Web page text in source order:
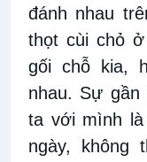
đánh nhau
thọt cùi chỏ
gối chỗ kia,
nhau. Sự
ta với mình
ngày, không